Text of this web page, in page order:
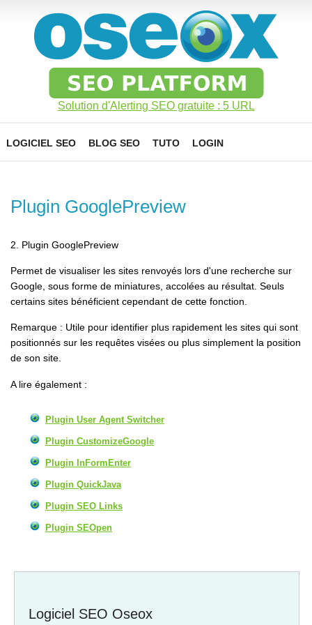
Solution d'Alerting SEO gratuite : 5 URL
LOGICIEL SEO BLOG SEO TUTO LOGIN
Plugin GooglePreview
2. Plugin GooglePreview
Permet de visualiser les sites renvoyés lors d'une recherche sur
Google, sous forme de miniatures, accolées au résultat. Seuls
certains sites bénéficient cependant de cette fonction.
Remarque : Utile pour identifier plus rapidement les sites qui sont
positionnés sur les requêtes visées ou plus simplement la position
de son site.
A lire également :
Plugin User Agent Switcher
Plugin CustomizeGoogle
Plugin InFormEnter
Plugin QuickJava
Plugin SEO Links
Plugin SEOpen
Logiciel SEO Oseox